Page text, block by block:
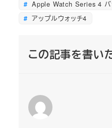
Apple Watch Series 4 バ
アップルウォッチ4
この記事を書い